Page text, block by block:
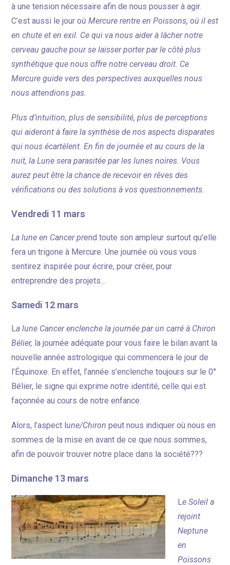
à une tension nécessaire afin de nous pousser à agir.
C’est aussi le jour où Mercure rentre en Poissons, où il est
en chute et en exil. Ce qui va nous aider à lâcher notre
cerveau gauche pour se laisser porter par le côté plus
synthétique que nous offre notre cerveau droit. Ce
Mercure guide vers des perspectives auxquelles nous
nous attendions pas.
Plus d’intuition, plus de sensibilité, plus de perceptions
qui aideront à faire la synthèse de nos aspects disparates
qui nous écartèlent. En fin de journée et au cours de la
nuit, la Lune sera parasitée par les lunes noires. Vous
aurez peut être la chance de recevoir en rêves des
vérifications ou des solutions à vos questionnements.
Vendredi 11 mars
La lune en Cancer prend toute son ampleur surtout qu’elle
fera un trigone à Mercure. Une journée où vous vous
sentirez inspirée pour écrire, pour créer, pour
entreprendre des projets…
Samedi 12 mars
La lune Cancer enclenche la journée par un carré à Chiron
Bélier, la journée adéquate pour vous faire le bilan avant la
nouvelle année astrologique qui commencera le jour de
l’Équinoxe. En effet, l’année s’enclenche toujours sur le 0°
Bélier, le signe qui exprime notre identité, celle qui est
façonnée au cours de notre enfance.
Alors, l’aspect lune/Chiron peut nous indiquer où nous en
sommes de la mise en avant de ce que nous sommes,
afin de pouvoir trouver notre place dans la société???
Dimanche 13 mars
Le Soleil a
rejoint
Neptune
en
Poissons